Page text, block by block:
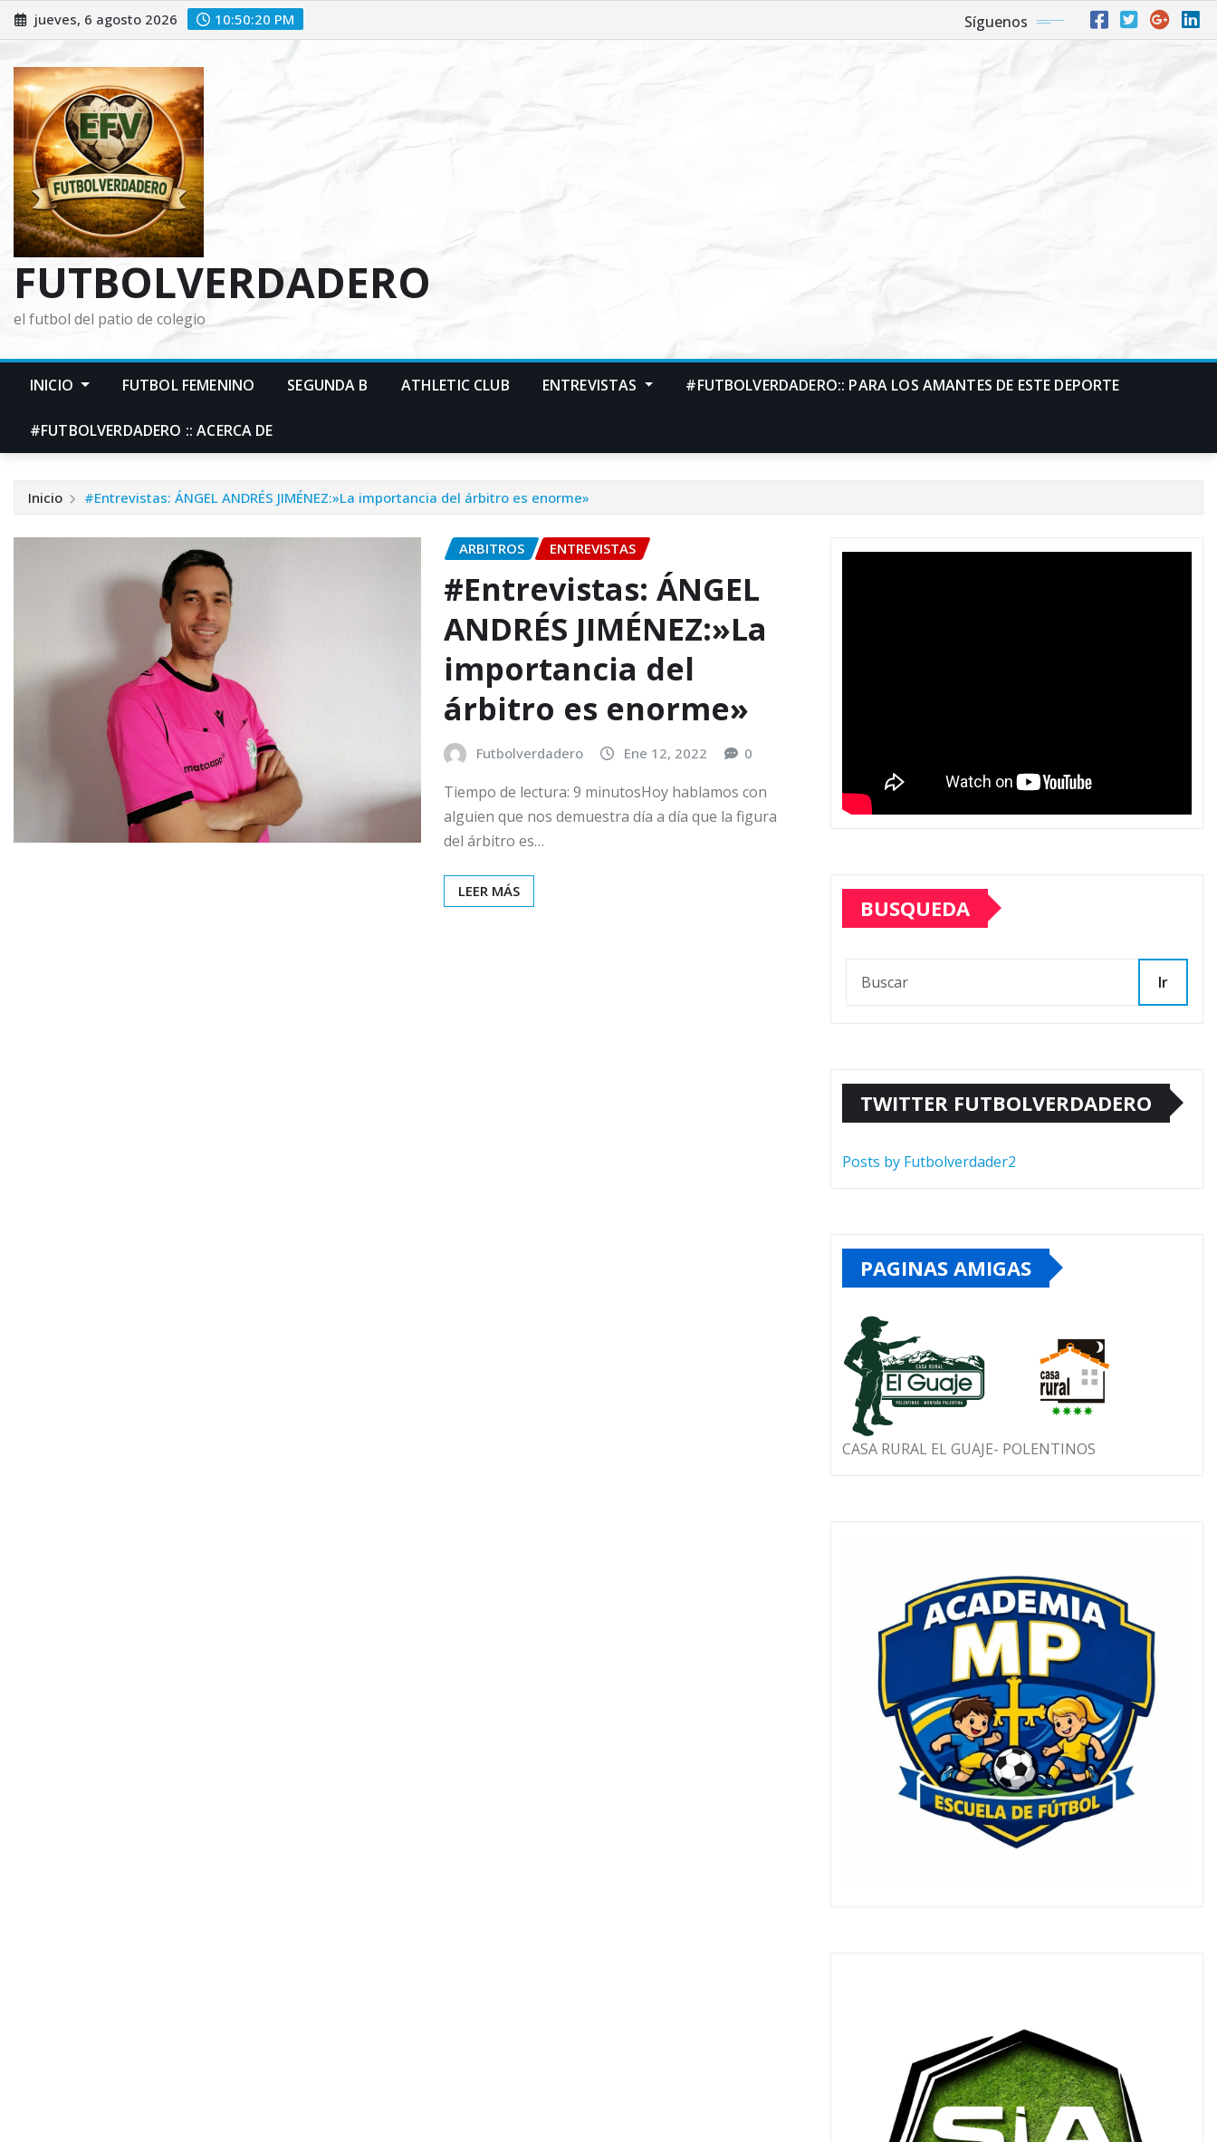
Saltar
al
jueves, 6 agosto 2026 10:50:21 PM Síguenos
FUTBOLVERDADERO
el futbol del patio de colegio
INICIO FUTBOL FEMENINO SEGUNDA B ATHLETIC CLUB ENTREVISTAS #FUTBOLVERDADERO:: PARA LOS AMANTES DE ESTE DEPORTE
#FUTBOLVERDADERO :: ACERCA DE
Inicio #Entrevistas: ÁNGEL ANDRÉS JIMÉNEZ:»La importancia del árbitro es enorme»
ARBITROS ENTREVISTAS
#Entrevistas: ÁNGEL
ANDRÉS JIMÉNEZ:»La
importancia del
árbitro es enorme»
Futbolverdadero Ene 12, 2022 0
Tiempo de lectura: 9 minutosHoy hablamos con
alguien que nos demuestra día a día que la figura
del árbitro es…
LEER MÁS
BUSQUEDA
Ir
TWITTER FUTBOLVERDADERO
Posts by Futbolverdader2
PAGINAS AMIGAS
CASA RURAL EL GUAJE- POLENTINOS